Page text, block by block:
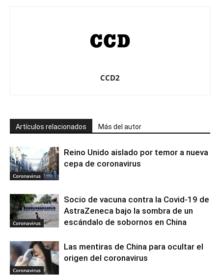
CCD2
Artículos relacionados Más del autor
Coronavirus
Reino Unido aislado por temor a nueva
cepa de coronavirus
Coronavirus
Socio de vacuna contra la Covid-19 de
AstraZeneca bajo la sombra de un
escándalo de sobornos en China
Coronavirus
Las mentiras de China para ocultar el
origen del coronavirus